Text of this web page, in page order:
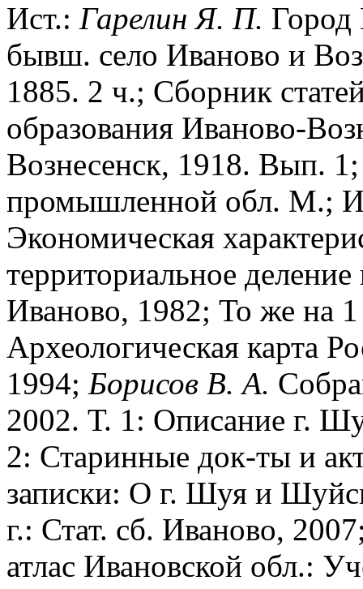
Ист.: Гарелин Я. П. Город
бывш. село Иваново и
1885. 2 ч.; Сборник
образования Иваново-
Вознесенск, 1918. Вып.
промышленной обл. М.;
Экономическая
территориальное
Иваново, 1982; То же на
Археологическая карта
1994; Борисов В. А.
2002. Т. 1: Описание г.
2: Старинные док-ты и
записки: О г. Шуя и
г.: Стат. сб. Иваново,
атлас Ивановской обл.: